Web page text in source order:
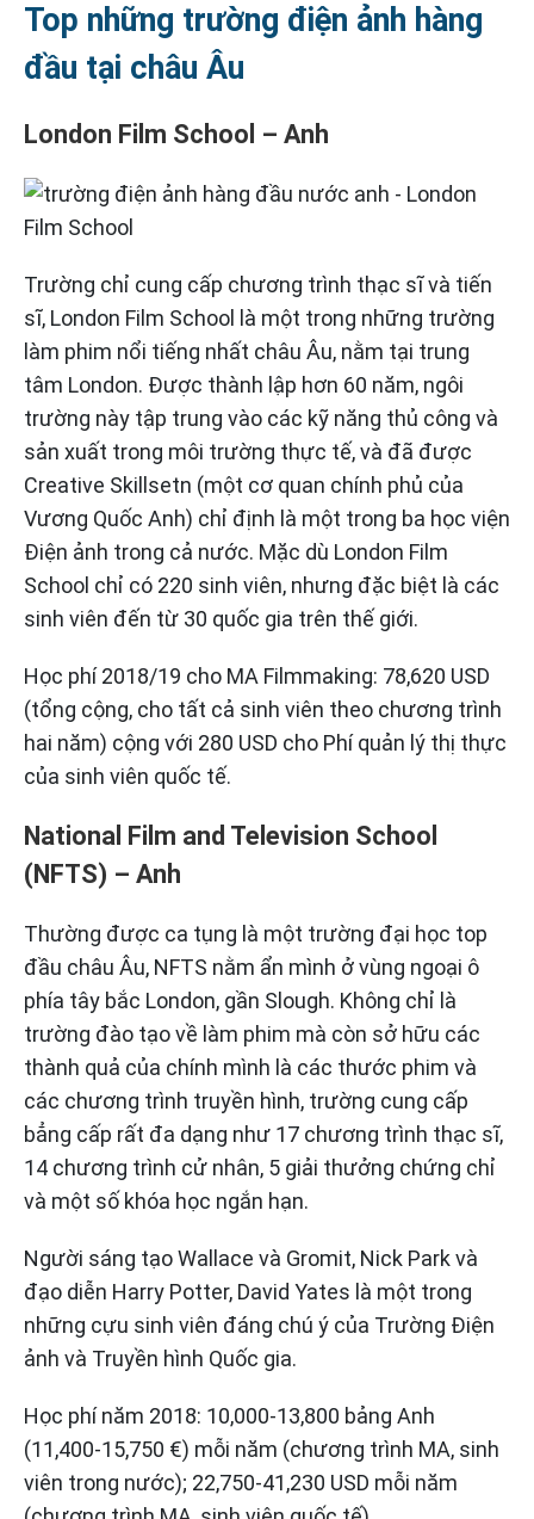
Top những trường điện ảnh hàng
đầu tại châu Âu
London Film School – Anh
Trường chỉ cung cấp chương trình thạc sĩ và tiến
sĩ, London Film School là một trong những trường
làm phim nổi tiếng nhất châu Âu, nằm tại trung
tâm London. Được thành lập hơn 60 năm, ngôi
trường này tập trung vào các kỹ năng thủ công và
sản xuất trong môi trường thực tế, và đã được
Creative Skillsetn (một cơ quan chính phủ của
Vương Quốc Anh) chỉ định là một trong ba học viện
Điện ảnh trong cả nước. Mặc dù London Film
School chỉ có 220 sinh viên, nhưng đặc biệt là các
sinh viên đến từ 30 quốc gia trên thế giới.
Học phí 2018/19 cho MA Filmmaking: 78,620 USD
(tổng cộng, cho tất cả sinh viên theo chương trình
hai năm) cộng với 280 USD cho Phí quản lý thị thực
của sinh viên quốc tế.
National Film and Television School
(NFTS) – Anh
Thường được ca tụng là một trường đại học top
đầu châu Âu, NFTS nằm ẩn mình ở vùng ngoại ô
phía tây bắc London, gần Slough. Không chỉ là
trường đào tạo về làm phim mà còn sở hữu các
thành quả của chính mình là các thước phim và
các chương trình truyền hình, trường cung cấp
bẳng cấp rất đa dạng như 17 chương trình thạc sĩ,
14 chương trình cử nhân, 5 giải thưởng chứng chỉ
và một số khóa học ngắn hạn.
Người sáng tạo Wallace và Gromit, Nick Park và
đạo diễn Harry Potter, David Yates là một trong
những cựu sinh viên đáng chú ý của Trường Điện
ảnh và Truyền hình Quốc gia.
Học phí năm 2018: 10,000-13,800 bảng Anh
(11,400-15,750 €) mỗi năm (chương trình MA, sinh
viên trong nước); 22,750-41,230 USD mỗi năm